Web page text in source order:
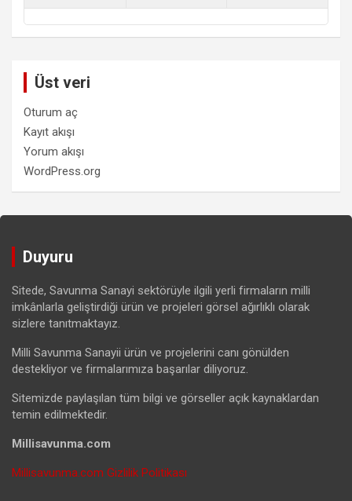
Üst veri
Oturum aç
Kayıt akışı
Yorum akışı
WordPress.org
Duyuru
Sitede, Savunma Sanayi sektörüyle ilgili yerli firmaların milli
imkânlarla geliştirdiği ürün ve projeleri görsel ağırlıklı olarak
sizlere tanıtmaktayız.
Milli Savunma Sanayii ürün ve projelerini canı gönülden
destekliyor ve firmalarımıza başarılar diliyoruz.
Sitemizde paylaşılan tüm bilgi ve görseller açık kaynaklardan
temin edilmektedir.
Millisavunma.com
Millisavunma.com Gizlilik Politikası